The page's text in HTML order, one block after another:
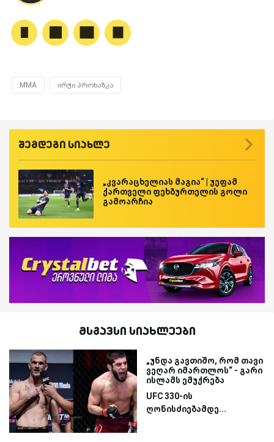
MMA ირჟი პროხაზკა
შემდეგი სიახლე
„კვარაცხელიას მაგია“ | უეფამ
ქართველი ფეხბურთელის გოლი
გამოარჩია
მსგავსი სიახლეები
„უნდა გავთიშო, რომ თავი
ვეღარ იმართლოს“ - გარი
ისლამს ემუქრება
UFC 330-ის
ღონისძიებამდე...